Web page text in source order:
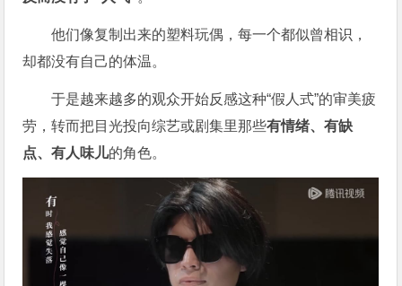
他们像复制出来的塑料玩偶，每一个都似曾相识，
却都没有自己的体温。
于是越来越多的观众开始反感这种“假人式”的审美疲
劳，转而把目光投向综艺或剧集里那些有情绪、有缺
点、有人味儿的角色。